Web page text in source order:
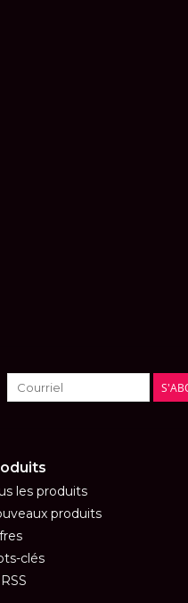
les produits
produits
clés